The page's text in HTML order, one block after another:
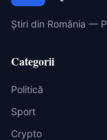
Știri din România —
Categorii
Politică
Sport
Crypto